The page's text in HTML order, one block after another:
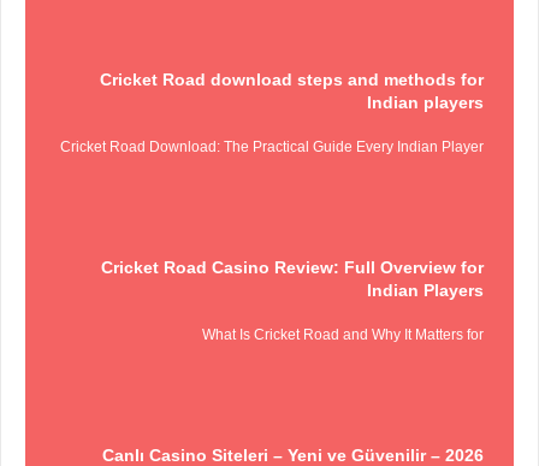
Cricket Road download steps and methods for
Indian players
Cricket Road Download: The Practical Guide Every Indian Player
Cricket Road Casino Review: Full Overview for
Indian Players
What Is Cricket Road and Why It Matters for
Canlı Casino Siteleri – Yeni ve Güvenilir – 2026